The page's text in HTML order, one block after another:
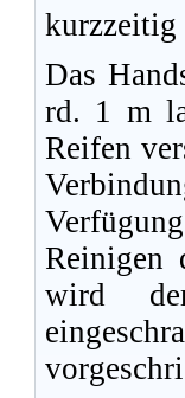
kurzzeitig
Das
rd. 1 m
Reifen
Reinigen
wird